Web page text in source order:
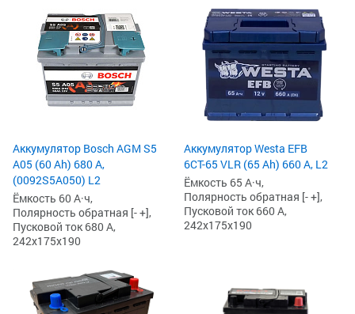
Аккумулятор Bosch AGM S5
A05 (60 Ah) 680 А,
(0092S5A050) L2
Ёмкость 60 А·ч,
Полярность обратная [- +],
Пусковой ток 680 А,
242x175x190
Аккумулятор Westa EFB
6СТ-65 VLR (65 Ah) 660 А, L2
Ёмкость 65 А·ч,
Полярность обратная [- +],
Пусковой ток 660 А,
242x175x190